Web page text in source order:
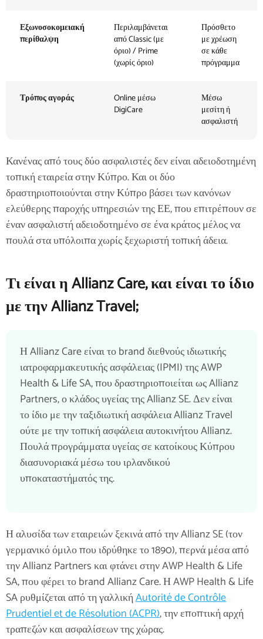
Εξωνοσοκομειακή
περίθαλψη
Περιλαμβάνεται
από Classic (με
όριο) / Prime
(χωρίς όριο)
Πρόσθετο
με χρέωση
σε κάθε
πρόγραμμα
Τρόπος αγοράς
Online μέσω
DigiCare
Μέσω
μεσίτη ή
ασφαλιστή
Κανένας από τους δύο ασφαλιστές δεν είναι αδειοδοτημένη
τοπική εταιρεία στην Κύπρο. Και οι δύο
δραστηριοποιούνται στην Κύπρο βάσει των κανόνων
ελεύθερης παροχής υπηρεσιών της ΕΕ, που επιτρέπουν σε
έναν ασφαλιστή αδειοδοτημένο σε ένα κράτος μέλος να
πουλά στα υπόλοιπα χωρίς ξεχωριστή τοπική άδεια.
Τι είναι η Allianz Care, και είναι το ίδιο
με την Allianz Travel;
Η Allianz Care είναι το brand διεθνούς ιδιωτικής
ιατροφαρμακευτικής ασφάλειας (IPMI) της AWP
Health & Life SA, που δραστηριοποιείται ως Allianz
Partners, ο κλάδος υγείας της Allianz SE. Δεν είναι
το ίδιο με την ταξιδιωτική ασφάλεια Allianz Travel
ούτε με την τοπική ασφάλεια αυτοκινήτου Allianz.
Πουλά προγράμματα υγείας σε κατοίκους Κύπρου
διασυνοριακά μέσω του ιρλανδικού
υποκαταστήματός της.
Η αλυσίδα των εταιρειών ξεκινά από την Allianz SE (τον
γερμανικό όμιλο που ιδρύθηκε το 1890), περνά μέσα από
την Allianz Partners και φτάνει στην AWP Health & Life
SA, που φέρει το brand Allianz Care. Η AWP Health & Life
SA ρυθμίζεται από τη γαλλικήAutorité de Contrôle
Prudentiel et de Résolution (ACPR), την εποπτική αρχή
τραπεζών και ασφαλίσεων της χώρας.